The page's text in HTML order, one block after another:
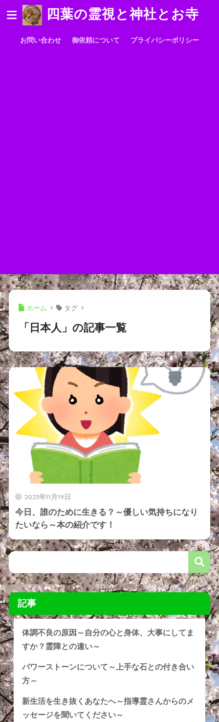
四葉の霊視と神社とお寺
お問い合わせ 御依頼について プライバシーポリシー
ホーム タグ
「日本人」の記事一覧
2023年11月19日
今日、誰のために生きる？～優しい気持ちになり
たいなら～本の紹介です！
記事
体調不良の原因～自分の心と身体、大事にしてま
すか？霊障との違い～
パワーストーンについて～上手な石との付き合い
方～
新生活を生き抜くあなたへ～指導霊さんからのメ
ッセージを聞いてください～